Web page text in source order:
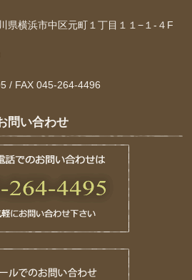
県横浜市中区元町１丁目１１−１-４F
/ FAX 045-264-4496
問い合わせ